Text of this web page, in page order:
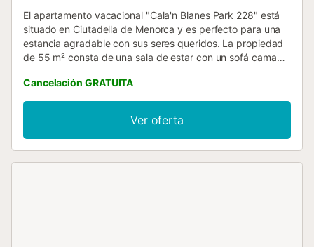
El apartamento vacacional "Cala'n Blanes Park 228" está
situado en Ciutadella de Menorca y es perfecto para una
estancia agradable con sus seres queridos. La propiedad
de 55 m² consta de una sala de estar con un sofá cama
y un baño, y tiene capacidad para 3 personas. Los
servicios y comodidades adicionales incluyen televisión,
aire acondicionado en el comedor y lavadora. Este
apartamento ofrece un balcón privado amueblado para
disfrutar de bebidas con una espléndida vista de los
Cancelación GRATUITA
Ver oferta